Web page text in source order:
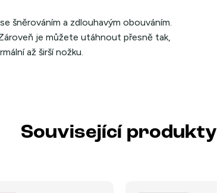
šněrováním a zdlouhavým obouváním.
je můžete utáhnout přesně tak,
až širší nožku.
Související produkty